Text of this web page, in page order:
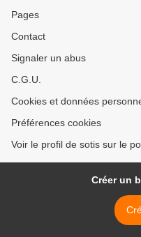
Pages
Contact
Signaler un abus
C.G.U.
Cookies et données
Préférences cookies
Voir le profil de sotis sur le
Créer un